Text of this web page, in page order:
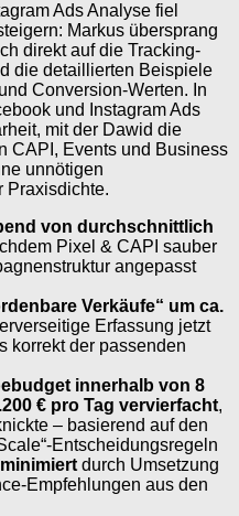
Ads Analyse fiel
Markus übersprang
direkt auf die Tracking-
die detaillierten Beispiele
Conversion-Werten. In
und Instagram Ads
mit der Dawid die
CAPI, Events und Business
unnötigen
Praxisdichte.
von durchschnittlich
Pixel & CAPI sauber
angepasst
Verkäufe“ um ca.
Erfassung jetzt
korrekt der passenden
innerhalb von 8
€ pro Tag vervierfacht,
– basierend auf den
Entscheidungsregeln
durch Umsetzung
Empfehlungen aus den